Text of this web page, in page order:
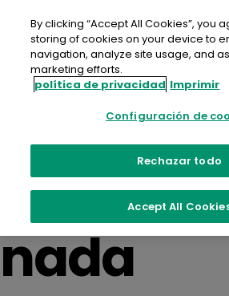
contenido
No se
nada
By clicking “Accept All Cookies”, you
storing of cookies on your device to
navigation, analyze site usage, and
marketing efforts.
política de privacidad Imprimir
Configuración de
Rechazar todo
Accept All